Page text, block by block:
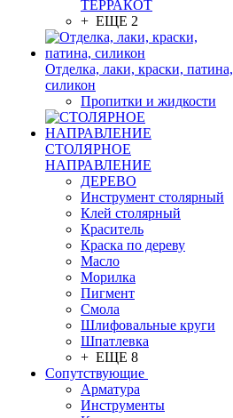
ТЕРРАКОТ
+ ЕЩЕ 2
Отделка, лаки, краски, патина,
силикон
Пропитки и жидкости
СТОЛЯРНОЕ
НАПРАВЛЕНИЕ
ДЕРЕВО
Инструмент столярный
Клей столярный
Краситель
Краска по дереву
Масло
Морилка
Пигмент
Смола
Шлифовальные круги
Шпатлевка
+ ЕЩЕ 8
Сопутствующие
Арматура
Инструменты